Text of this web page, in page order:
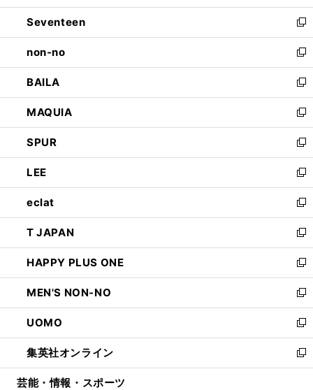
開
く
ウ
で
開
く
ン
ド
ウ
で
開
く
Seventeen
新
し
い
ウ
ィ
ン
ド
ウ
で
開
く
non-no
新
し
い
ウ
ィ
ン
ド
ウ
で
開
く
BAILA
新
し
い
ウ
ィ
ン
ド
ウ
で
開
く
MAQUIA
新
し
い
ウ
ィ
ン
ド
ウ
で
開
く
SPUR
新
し
い
ウ
ィ
ン
ド
ウ
で
開
く
LEE
新
し
い
ウ
ィ
ン
ド
ウ
で
開
く
eclat
新
し
い
ウ
ィ
ン
ド
ウ
で
開
く
T JAPAN
新
し
い
ウ
ィ
ン
ド
ウ
で
開
HAPPY PLUS ONE
新
し
い
ウ
ィ
ン
ド
ウ
MEN'S NON-NO
新
し
い
ウ
ィ
ン
UOMO
新
し
い
ウ
集英社オンライン
新
し
芸能・情報・スポーツ